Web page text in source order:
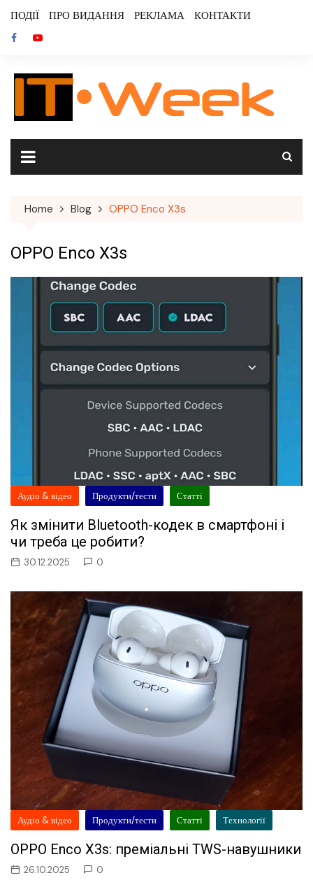
content
ПОДІЇ ПРО ВИДАННЯ РЕКЛАМА КОНТАКТИ
Home Blog OPPO Enco X3s
OPPO Enco X3s
Аудіо & відео Продукти/тести Статті
Як змінити Bluetooth-кодек в смартфоні і
чи треба це робити?
30.12.2025 0
Аудіо & відео Продукти/тести Статті Технології
OPPO Enco X3s: преміальні TWS-навушники
26.10.2025 0